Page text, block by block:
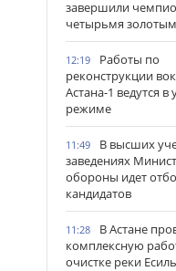
завершили
четырьмя
12:19
Работы по
реконструкции
Астана-1 ведутся
режиме
11:49
В высших
заведениях
обороны идет
кандидатов
11:28
В Астане
комплексную
очистке реки Есиль